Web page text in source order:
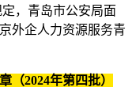
，青岛市公安局面
外企人力资源服务青
（2024年第四批）